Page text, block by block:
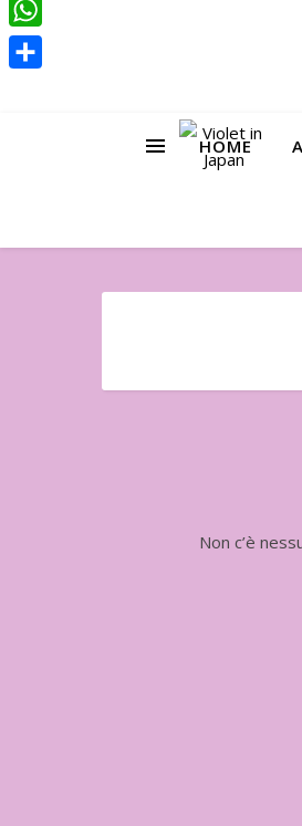
HOME
Non c’è
WhatsApp